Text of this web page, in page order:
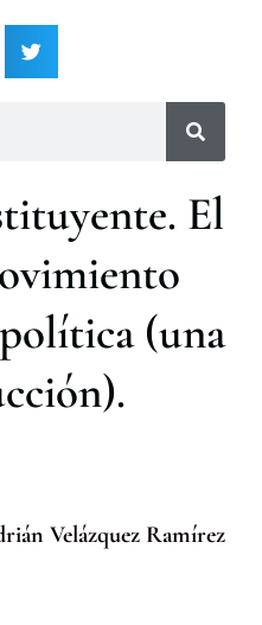
El
(una
Velázquez Ramírez